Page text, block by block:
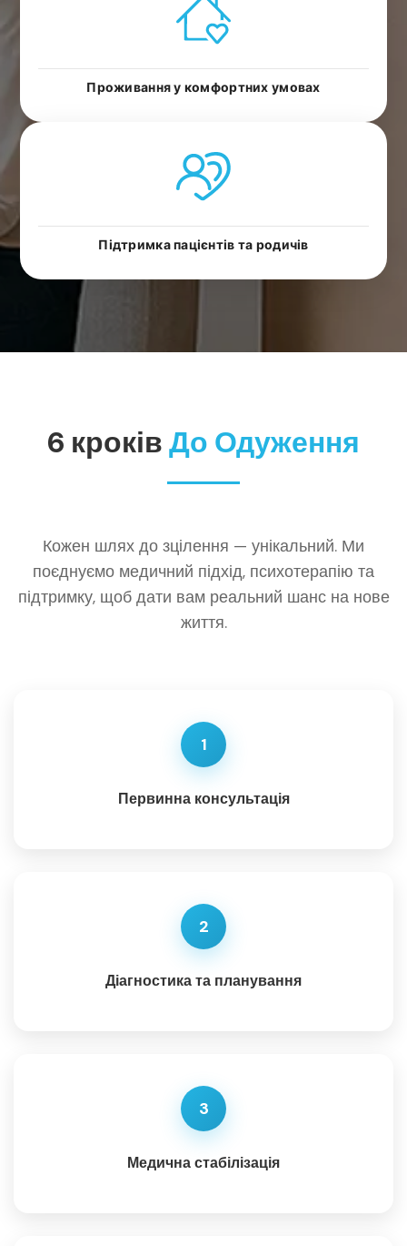
Проживання у комфортних умовах
Підтримка пацієнтів та родичів
6 кроківДо Одуження
Кожен шлях до зцілення — унікальний. Ми
поєднуємо медичний підхід, психотерапію та
підтримку, щоб дати вам реальний шанс на нове
життя.
1
Первинна консультація
2
Діагностика та планування
3
Медична стабілізація